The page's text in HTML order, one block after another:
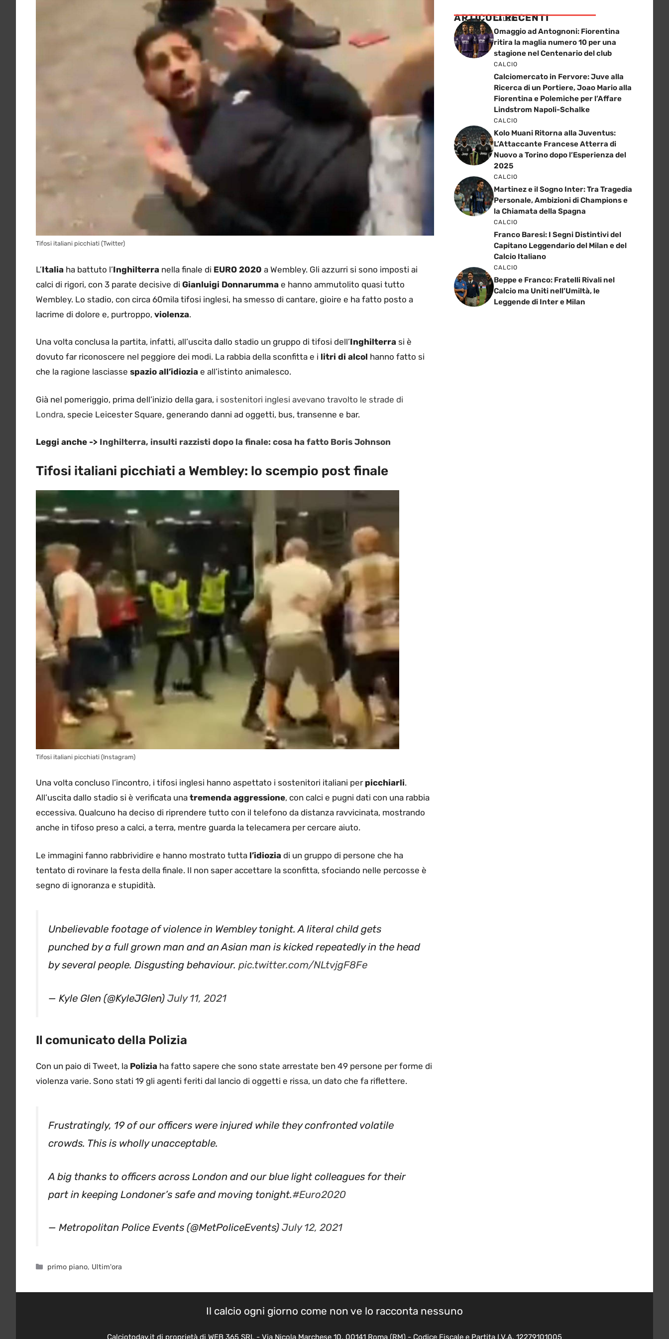
Tifosi italiani picchiati (Twitter)
L’Italia ha battuto l’Inghilterra nella finale di EURO 2020 a Wembley. Gli azzurri si sono imposti ai
calci di rigori, con 3 parate decisive di Gianluigi Donnarumma e hanno ammutolito quasi tutto
Wembley. Lo stadio, con circa 60mila tifosi inglesi, ha smesso di cantare, gioire e ha fatto posto a
lacrime di dolore e, purtroppo, violenza.
Una volta conclusa la partita, infatti, all’uscita dallo stadio un gruppo di tifosi dell’Inghilterra si è
dovuto far riconoscere nel peggiore dei modi. La rabbia della sconfitta e i litri di alcol hanno fatto si
che la ragione lasciasse spazio all’idiozia e all’istinto animalesco.
Già nel pomeriggio, prima dell’inizio della gara, i sostenitori inglesi avevano travolto le strade di
Londra, specie Leicester Square, generando danni ad oggetti, bus, transenne e bar.
Leggi anche -> Inghilterra, insulti razzisti dopo la finale: cosa ha fatto Boris Johnson
Tifosi italiani picchiati a Wembley: lo scempio post finale
Tifosi italiani picchiati (Instagram)
Una volta concluso l’incontro, i tifosi inglesi hanno aspettato i sostenitori italiani per picchiarli.
All’uscita dallo stadio si è verificata una tremenda aggressione, con calci e pugni dati con una rabbia
eccessiva. Qualcuno ha deciso di riprendere tutto con il telefono da distanza ravvicinata, mostrando
anche in tifoso preso a calci, a terra, mentre guarda la telecamera per cercare aiuto.
Le immagini fanno rabbrividire e hanno mostrato tutta l’idiozia di un gruppo di persone che ha
tentato di rovinare la festa della finale. Il non saper accettare la sconfitta, sfociando nelle percosse è
segno di ignoranza e stupidità.
Unbelievable footage of violence in Wembley tonight. A literal child gets
punched by a full grown man and an Asian man is kicked repeatedly in the head
by several people. Disgusting behaviour. pic.twitter.com/NLtvjgF8Fe
— Kyle Glen (@KyleJGlen) July 11, 2021
Il comunicato della Polizia
Con un paio di Tweet, la Polizia
ha fatto sapere che sono state arrestate ben 49 persone per forme di
violenza varie. Sono stati 19 gli agenti feriti dal lancio di oggetti e rissa, un dato che fa riflettere.
crowds. This is wholly unacceptable.
part in keeping Londoner’s safe and moving tonight.
#Euro2020
ARTICOLI RECENTI
CALCIO
Omaggio ad Antognoni: Fiorentina
ritira la maglia numero 10 per una
stagione nel Centenario del club
CALCIO
Calciomercato in Fervore: Juve alla
Ricerca di un Portiere, Joao Mario alla
Fiorentina e Polemiche per l’Affare
Lindstrom Napoli-Schalke
CALCIO
Kolo Muani Ritorna alla Juventus:
L’Attaccante Francese Atterra di
Nuovo a Torino dopo l’Esperienza del
2025
CALCIO
Martinez e il Sogno Inter: Tra Tragedia
Personale, Ambizioni di Champions e
la Chiamata della Spagna
CALCIO
Franco Baresi: I Segni Distintivi del
Capitano Leggendario del Milan e del
Calcio Italiano
CALCIO
Beppe e Franco: Fratelli Rivali nel
Calcio ma Uniti nell’Umiltà, le
Leggende di Inter e Milan